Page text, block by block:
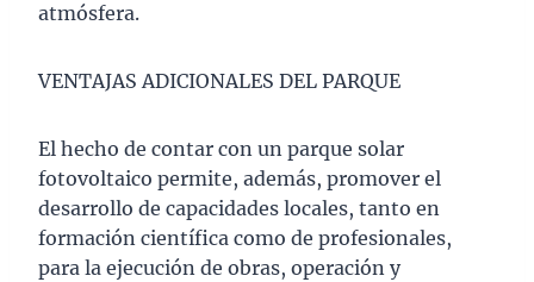
atmósfera.
VENTAJAS ADICIONALES DEL PARQUE
El hecho de contar con un parque solar
fotovoltaico permite, además, promover el
desarrollo de capacidades locales, tanto en
formación científica como de profesionales,
para la ejecución de obras, operación y